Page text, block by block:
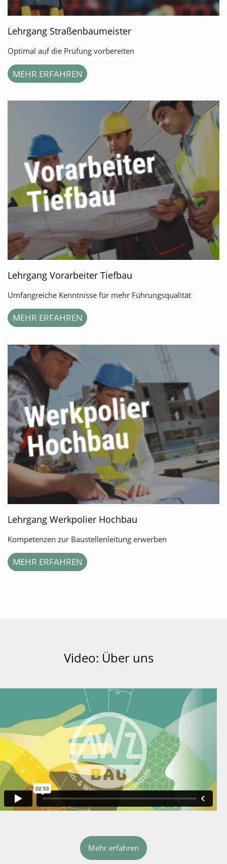
Lehrgang Straßenbaumeister
Optimal auf die Prüfung vorbereiten
MEHR ERFAHREN
Lehrgang Vorarbeiter Tiefbau
Umfangreiche Kenntnisse für mehr Führungsqualität
MEHR ERFAHREN
Lehrgang Werkpolier Hochbau
Kompetenzen zur Baustellenleitung erwerben
MEHR ERFAHREN
Video: Über uns
Mehr erfahren